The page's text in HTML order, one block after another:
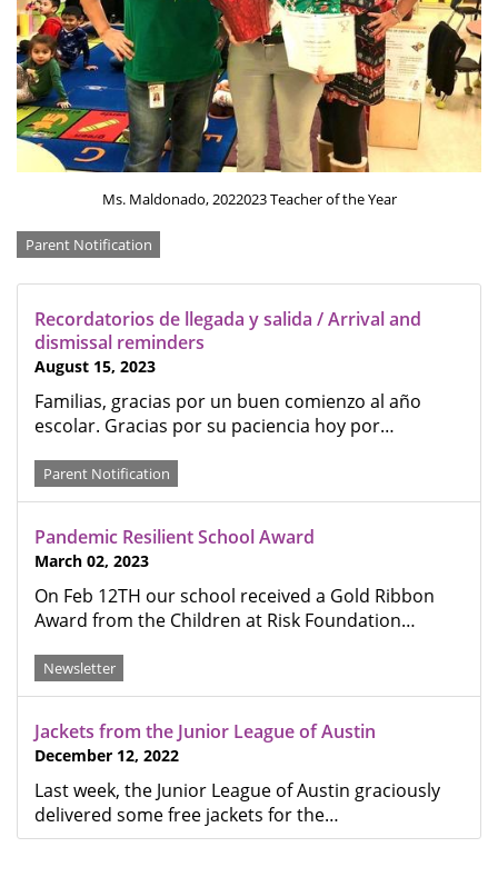
Ms. Maldonado, 2022023 Teacher of the Year
Categories
Parent Notification
Recordatorios de llegada y salida / Arrival and
dismissal reminders
August 15, 2023
Familias, gracias por un buen comienzo al año
escolar. Gracias por su paciencia hoy por…
Parent Notification
Pandemic Resilient School Award
March 02, 2023
On Feb 12TH our school received a Gold Ribbon
Award from the Children at Risk Foundation…
Newsletter
Jackets from the Junior League of Austin
December 12, 2022
Last week, the Junior League of Austin graciously
delivered some free jackets for the…